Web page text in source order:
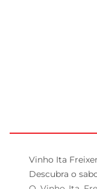
Vinho Ita
Descubra o